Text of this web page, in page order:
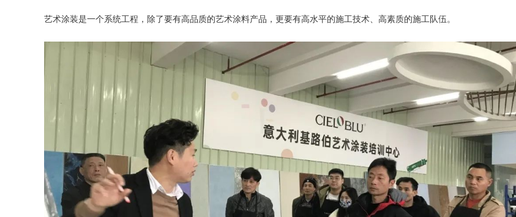
艺术涂装是一个系统工程，除了要有高品质的艺术涂料产品，更要有高水平的施工技术、高素质的施工队伍。